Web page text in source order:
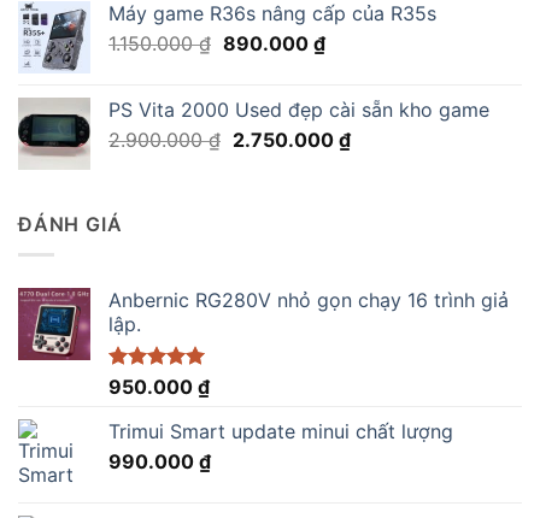
1.590.000 ₫.là:
Máy game R36s nâng cấp của R35s
1.150.000₫ Giá
1.150.000 ₫.
890.000 ₫Giá
là:
890.000 ₫.
PS Vita 2000 Used đẹp cài sẵn kho game
2.900.000₫ Giá
2.750.000 ₫Giá
ĐÁNH GIÁ
Anbernic RG280V nhỏ gọn chạy 16 trình giả
lập.
Được xếp
5 sao
950.000 ₫
Trimui Smart update minui chất lượng
990.000 ₫